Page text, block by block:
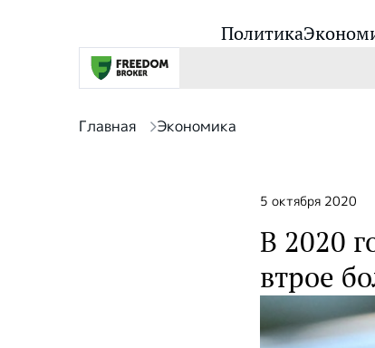
Политика
Главная Экономика
5 октября 2020
В 2020
втрое